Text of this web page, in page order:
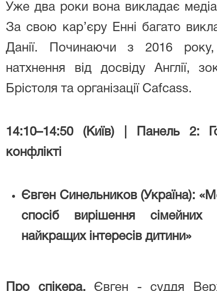
Уже два роки вона викладає
За свою кар’єру Енні багато
Данії. Починаючи з 2016
натхнення від досвіду Англії,
Брістоля та організації Cafcass.
14:10–14:50 (Київ) | Панель 2:
конфлікті
Євген Синельников (Україна):
спосіб вирішення сімейних
найкращих інтересів дитини»
Про спікера. Євген - суддя